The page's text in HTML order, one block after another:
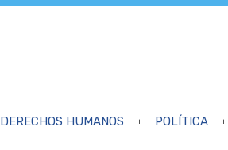
DERECHOS HUMANOS POLÍTICA